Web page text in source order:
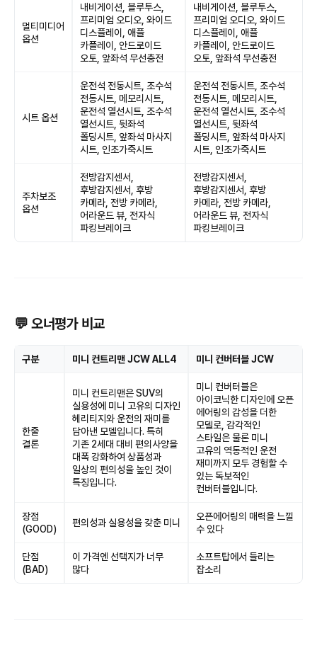
멀티미디어
옵션
내비게이션, 블루투스,
프리미엄 오디오, 와이드
디스플레이, 애플
카플레이, 안드로이드
오토, 앞좌석 무선충전
내비게이션, 블루투스,
프리미엄 오디오, 와이드
디스플레이, 애플
카플레이, 안드로이드
오토, 앞좌석 무선충전
시트 옵션
운전석 전동시트, 조수석
전동시트, 메모리시트,
운전석 열선시트, 조수석
열선시트, 뒷좌석
폴딩시트, 앞좌석 마사지
시트, 인조가죽시트
운전석 전동시트, 조수석
전동시트, 메모리시트,
운전석 열선시트, 조수석
열선시트, 뒷좌석
폴딩시트, 앞좌석 마사지
시트, 인조가죽시트
주차보조
옵션
전방감지센서,
후방감지센서, 후방
카메라, 전방 카메라,
어라운드 뷰, 전자식
파킹브레이크
전방감지센서,
후방감지센서, 후방
카메라, 전방 카메라,
어라운드 뷰, 전자식
파킹브레이크
💬 오너평가 비교
구분 미니 컨트리맨 JCW ALL4 미니 컨버터블 JCW
한줄
결론
미니 컨트리맨은 SUV의
실용성에 미니 고유의 디자인
헤리티지와 운전의 재미를
담아낸 모델입니다. 특히
기존 2세대 대비 편의사양을
대폭 강화하여 상품성과
일상의 편의성을 높인 것이
특징입니다.
미니 컨버터블은
아이코닉한 디자인에 오픈
에어링의 감성을 더한
모델로, 감각적인
스타일은 물론 미니
고유의 역동적인 운전
재미까지 모두 경험할 수
있는 독보적인
컨버터블입니다.
장점
(GOOD)
편의성과 실용성을 갖춘 미니
오픈에어링의 매력을 느낄
수 있다
단점
(BAD)
이 가격엔 선택지가 너무
많다
소프트탑에서 들리는
잡소리